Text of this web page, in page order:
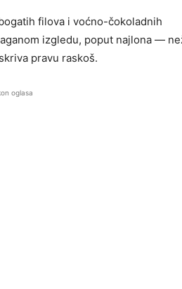
filova i voćno-čokoladnih
izgledu, poput najlona —
pravu raskoš.
oglasa